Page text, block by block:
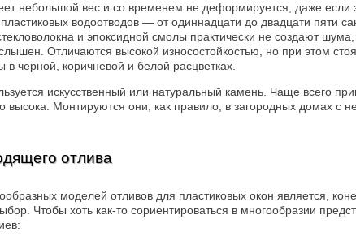
небольшой вес и со временем не деформируется, даже если
водоотводов — от одиннадцати до двадцати пяти
и эпоксидной смолы практически не создают шума,
Отличаются высокой износостойкостью, но при этом
черной, коричневой и белой расцветках.
искусственный или натуральный камень. Чаще всего
высока. Монтируются они, как правило, в загородных домах с
отлива
моделей отливов для пластиковых окон является,
Чтобы хоть как-то сориентироваться в многообразии